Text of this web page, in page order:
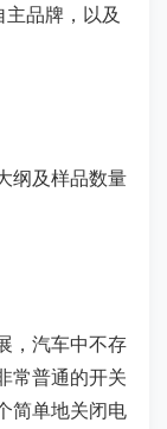
品牌，以及
纲及样品数量
，汽车中不存
常普通的开关
简单地关闭电